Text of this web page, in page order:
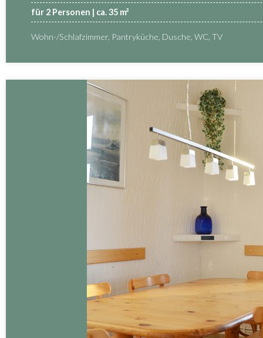
für 2 Personen | ca. 35 m²
Wohn-/Schlafzimmer, Pantryküche, Dusche, WC, TV